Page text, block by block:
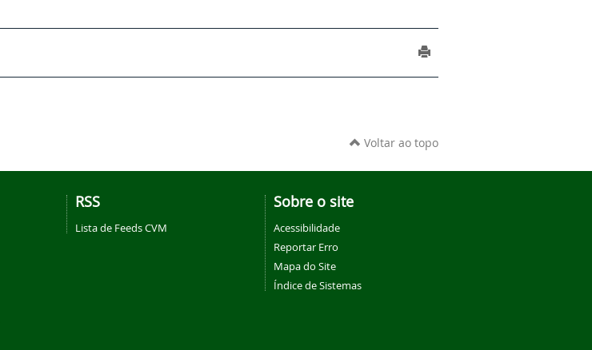
Voltar ao topo
RSS
Lista de Feeds CVM
Sobre o site
Acessibilidade
Reportar Erro
Mapa do Site
Índice de Sistemas